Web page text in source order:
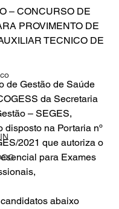
– CONCURSO DE
PROVIMENTO DE
TECNICO DE
de Gestão de Saúde
da Secretaria
– SEGES,
disposto na Portaria nº
2021 que autoriza o
para Exames
abaixo